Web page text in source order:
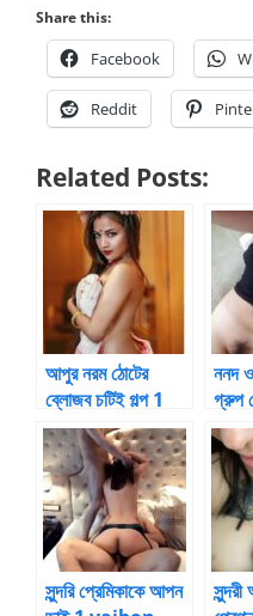
Share this:
Facebook
Reddit
Related Posts:
আপুর নরম ঠোটের
ব্লোজব চটিই গল্প 1
chotie golpo
bon
ননদ ও
গ্রুপ
সুন্দরি প্রেমিকাকে আপন